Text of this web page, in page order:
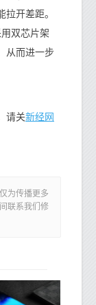
开差距。
双芯片架
从而进一步
请关新经网
为传播更多
联系我们修